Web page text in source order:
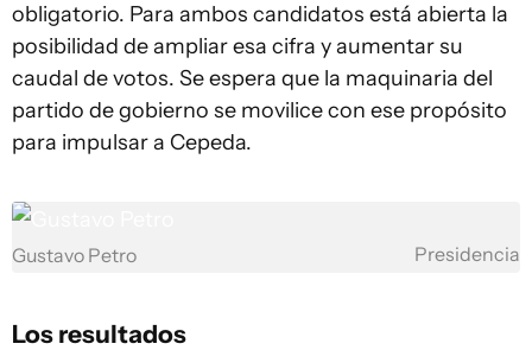
obligatorio. Para ambos candidatos está abierta la
posibilidad de ampliar esa cifra y aumentar su
caudal de votos. Se espera que la maquinaria del
partido de gobierno se movilice con ese propósito
para impulsar a Cepeda.
Gustavo Petro Presidencia
Los resultados